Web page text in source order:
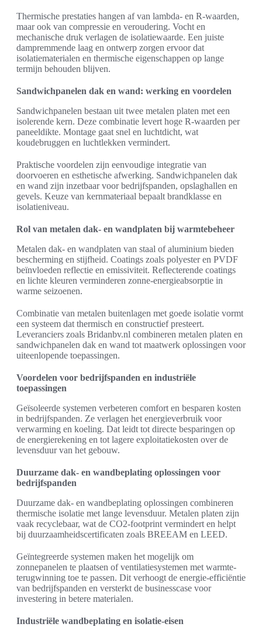
Thermische prestaties hangen af van lambda- en R-waarden,
maar ook van compressie en veroudering. Vocht en
mechanische druk verlagen de isolatiewaarde. Een juiste
dampremmende laag en ontwerp zorgen ervoor dat
isolatiematerialen en thermische eigenschappen op lange
termijn behouden blijven.
Sandwichpanelen dak en wand: werking en voordelen
Sandwichpanelen bestaan uit twee metalen platen met een
isolerende kern. Deze combinatie levert hoge R-waarden per
paneeldikte. Montage gaat snel en luchtdicht, wat
koudebruggen en luchtlekken vermindert.
Praktische voordelen zijn eenvoudige integratie van
doorvoeren en esthetische afwerking. Sandwichpanelen dak
en wand zijn inzetbaar voor bedrijfspanden, opslaghallen en
gevels. Keuze van kernmateriaal bepaalt brandklasse en
isolatieniveau.
Rol van metalen dak- en wandplaten bij warmtebeheer
Metalen dak- en wandplaten van staal of aluminium bieden
bescherming en stijfheid. Coatings zoals polyester en PVDF
beïnvloeden reflectie en emissiviteit. Reflecterende coatings
en lichte kleuren verminderen zonne-energieabsorptie in
warme seizoenen.
Combinatie van metalen buitenlagen met goede isolatie vormt
een systeem dat thermisch en constructief presteert.
Leveranciers zoals Bridanbv.nl combineren metalen platen en
sandwichpanelen dak en wand tot maatwerk oplossingen voor
uiteenlopende toepassingen.
Voordelen voor bedrijfspanden en industriële
toepassingen
Geïsoleerde systemen verbeteren comfort en besparen kosten
in bedrijfspanden. Ze verlagen het energieverbruik voor
verwarming en koeling. Dat leidt tot directe besparingen op
de energierekening en tot lagere exploitatiekosten over de
levensduur van het gebouw.
Duurzame dak- en wandbeplating oplossingen voor
bedrijfspanden
Duurzame dak- en wandbeplating oplossingen combineren
thermische isolatie met lange levensduur. Metalen platen zijn
vaak recyclebaar, wat de CO2-footprint vermindert en helpt
bij duurzaamheidscertificaten zoals BREEAM en LEED.
Geïntegreerde systemen maken het mogelijk om
zonnepanelen te plaatsen of ventilatiesystemen met warmte-
terugwinning toe te passen. Dit verhoogt de energie-efficiëntie
van bedrijfspanden en versterkt de businesscase voor
investering in betere materialen.
Industriële wandbeplating en isolatie-eisen